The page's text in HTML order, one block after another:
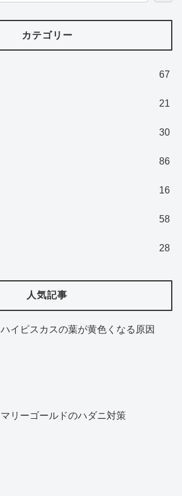
カテゴリー
67
21
30
86
16
58
28
人気記事
ハイビスカスの葉が黄色くなる原因
マリーゴールドのハダニ対策